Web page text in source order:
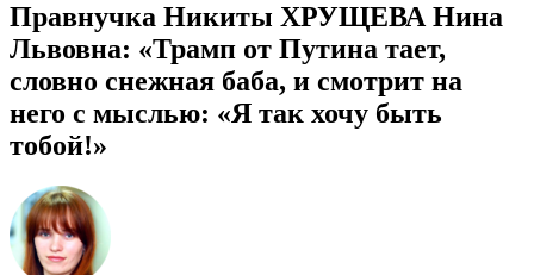
Правнучка Никиты ХРУЩЕВА Нина
Львовна: «Трамп от Путина тает,
словно снежная баба, и смотрит на
него с мыслью: «Я так хочу быть
тобой!»